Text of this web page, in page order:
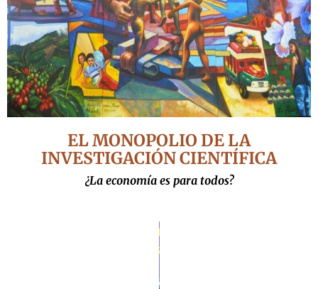
EL MONOPOLIO DE LA
INVESTIGACIÓN CIENTÍFICA
¿La economía es para todos?